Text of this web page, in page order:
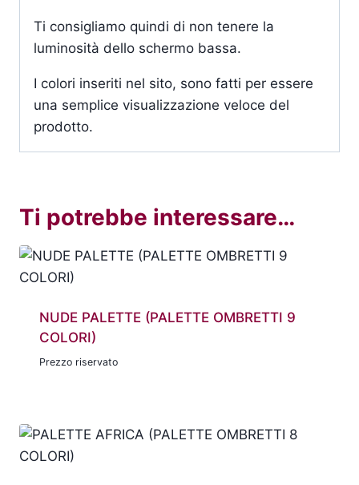
Ti consigliamo quindi di non tenere la
luminosità dello schermo bassa.
I colori inseriti nel sito, sono fatti per essere
una semplice visualizzazione veloce del
prodotto.
Ti potrebbe interessare…
NUDE PALETTE (PALETTE OMBRETTI 9
COLORI)
Prezzo riservato